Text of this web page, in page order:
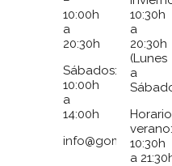
10:00h
a
20:30h
Sábados:
10:00h
a
14:00h
10:30h
a
20:30h
(Lunes
a
Horario
verano:
10:30h
a